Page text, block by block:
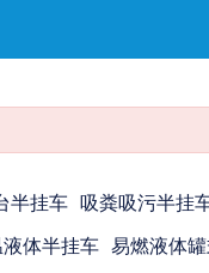
半挂车 吸粪吸污半挂
体半挂车 易燃液体